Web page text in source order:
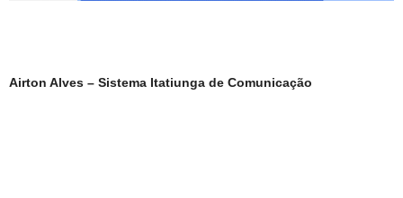
Airton Alves – Sistema Itatiunga de Comunicação